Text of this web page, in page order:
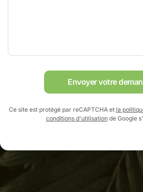
Envoyer votre
Ce site est protégé par reCAPTCHA et la
conditions d'utilisationde Google